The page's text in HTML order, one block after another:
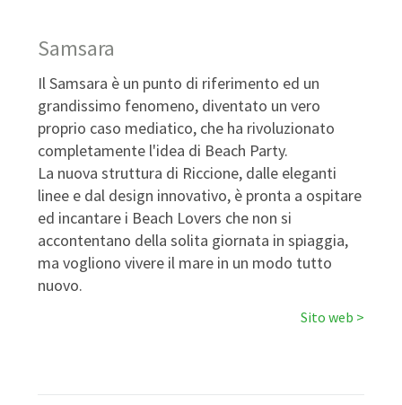
Samsara
Il Samsara è un punto di riferimento ed un
grandissimo fenomeno, diventato un vero
proprio caso mediatico, che ha rivoluzionato
completamente l'idea di Beach Party.
La nuova struttura di Riccione, dalle eleganti
linee e dal design innovativo, è pronta a ospitare
ed incantare i Beach Lovers che non si
accontentano della solita giornata in spiaggia,
ma vogliono vivere il mare in un modo tutto
nuovo.
Sito web